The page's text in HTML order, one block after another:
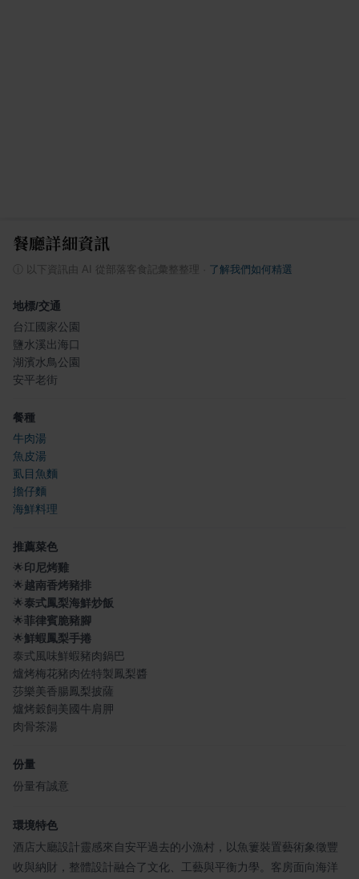
餐廳詳細資訊
ⓘ 以下資訊由 AI 從部落客食記彙整整理 了解我們如何精選
地標/交通
台江國家公園
鹽水溪出海口
湖濱水鳥公園
安平老街
餐種
牛肉湯
魚皮湯
虱目魚麵
擔仔麵
海鮮料理
推薦菜色
🌟印尼烤雞
🌟越南香烤豬排
🌟泰式鳳梨海鮮炒飯
🌟菲律賓脆豬腳
🌟鮮蝦鳳梨手捲
泰式風味鮮蝦豬肉鍋巴
爐烤梅花豬肉佐特製鳳梨醬
莎樂美香腸鳳梨披薩
爐烤穀飼美國牛肩胛
肉骨茶湯
份量
份量有誠意
環境特色
酒店大廳設計靈感來自安平過去的小漁村，以魚簍裝置藝術象徵豐
收與納財，整體設計融合了文化、工藝與平衡力學。客房面向海洋